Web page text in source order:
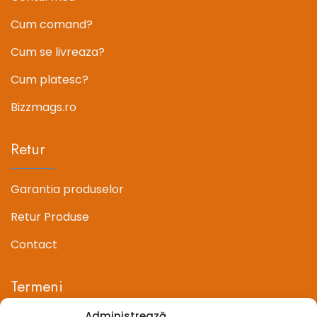
Cum comand?
Cum se livreaza?
Cum platesc?
Bizzmags.ro
Retur
Garantia produselor
Retur Produse
Contact
Termeni